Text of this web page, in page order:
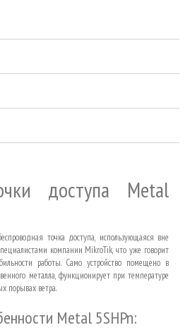
доступа Metal
точка доступа, использующаяся вне
компании MikroTik, что уже говорит
работы. Само устройство помещено в
металла, функционирует при температуре
порывах ветра.
Metal 5SHPn: